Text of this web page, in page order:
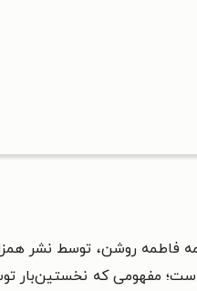
فاطمه روشن، توسط نشر
مفهومی که نخستین‌بار